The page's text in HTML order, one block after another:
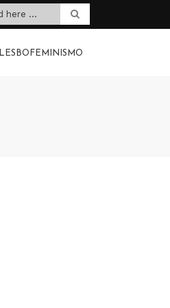
LESBOFEMINISMO